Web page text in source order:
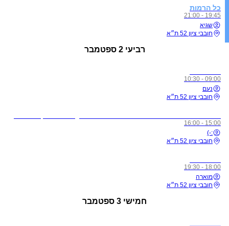
כל הרמות
19:45 - 21:00
שגיא
חובבי ציון 52 ת״א
רביעי 2 ספטמבר
09:00 - 10:30
נעם
חובבי ציון 52 ת״א
15:00 - 16:00
:-)
חובבי ציון 52 ת״א
18:00 - 19:30
מוארה
חובבי ציון 52 ת״א
חמישי 3 ספטמבר